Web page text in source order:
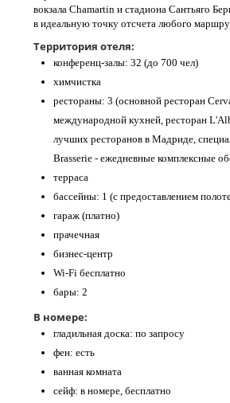
вокзала Chamartin и стадиона Сантьяго
в идеальную точку отсчета любого
Территория отеля:
конференц-залы: 32 (до 700 чел)
химчистка
рестораны: 3 (основной ресторан
международной кухней, ресторан
лучших ресторанов в Мадриде,
Brasserie - ежедневные комплексные
терраса
бассейны: 1 (с предоставлением
гараж (платно)
прачечная
бизнес-центр
Wi-Fi бесплатно
бары: 2
В номере:
гладильная доска: по запросу
фен: есть
ванная комната
сейф: в номере, бесплатно